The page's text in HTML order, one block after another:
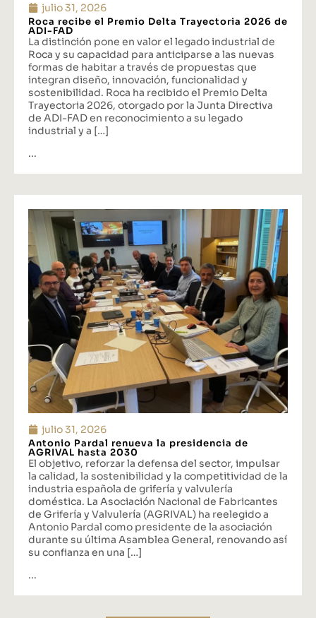
julio 31, 2026
Roca recibe el Premio Delta Trayectoria 2026 de
ADI-FAD
La distinción pone en valor el legado industrial de
Roca y su capacidad para anticiparse a las nuevas
formas de habitar a través de propuestas que
integran diseño, innovación, funcionalidad y
sostenibilidad. Roca ha recibido el Premio Delta
Trayectoria 2026, otorgado por la Junta Directiva
de ADI-FAD en reconocimiento a su legado
industrial y a […]
...
julio 31, 2026
Antonio Pardal renueva la presidencia de
AGRIVAL hasta 2030
El objetivo, reforzar la defensa del sector, impulsar
la calidad, la sostenibilidad y la competitividad de la
industria española de grifería y valvulería
doméstica. La Asociación Nacional de Fabricantes
de Grifería y Valvulería (AGRIVAL) ha reelegido a
Antonio Pardal como presidente de la asociación
durante su última Asamblea General, renovando así
su confianza en una […]
...